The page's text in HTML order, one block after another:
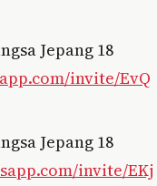
Jepang 18
invite/EvQ
Jepang 18
invite/EKj